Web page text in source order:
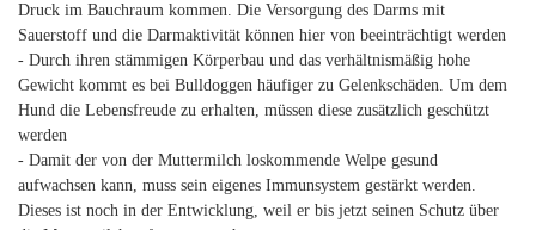
Druck im Bauchraum kommen. Die Versorgung des Darms mit
Sauerstoff und die Darmaktivität können hier von beeinträchtigt werden
- Durch ihren stämmigen Körperbau und das verhältnismäßig hohe
Gewicht kommt es bei Bulldoggen häufiger zu Gelenkschäden. Um dem
Hund die Lebensfreude zu erhalten, müssen diese zusätzlich geschützt
werden
- Damit der von der Muttermilch loskommende Welpe gesund
aufwachsen kann, muss sein eigenes Immunsystem gestärkt werden.
Dieses ist noch in der Entwicklung, weil er bis jetzt seinen Schutz über